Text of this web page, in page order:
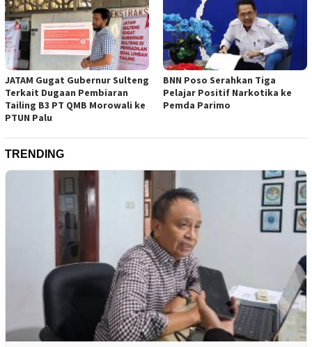
JATAM Gugat Gubernur Sulteng
Terkait Dugaan Pembiaran
Tailing B3 PT QMB Morowali ke
PTUN Palu
BNN Poso Serahkan Tiga
Pelajar Positif Narkotika ke
Pemda Parimo
TRENDING